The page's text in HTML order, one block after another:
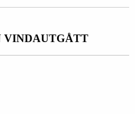
VINDAUTGÅTT